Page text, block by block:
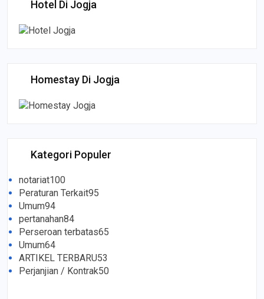
Hotel Di Jogja
Homestay Di Jogja
Kategori Populer
notariat100
Peraturan Terkait95
Umum94
pertanahan84
Perseroan terbatas65
Umum64
ARTIKEL TERBARU53
Perjanjian / Kontrak50